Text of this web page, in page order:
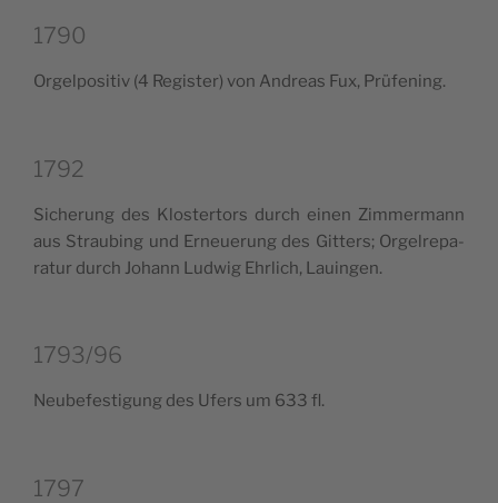
1790
Orgel­po­si­tiv (4 Regi­ster) von Andreas Fux, Prüfening.
1792
Siche­rung des Klo­ster­tors durch einen Zim­mer­mann
aus Strau­bing und Erneue­rung des Git­ters; Orgel­re­pa­
ra­tur durch Johann Lud­wig Ehr­lich, Lauingen.
1793/96
Neu­be­fe­sti­gung des Ufers um 633 fl.
1797